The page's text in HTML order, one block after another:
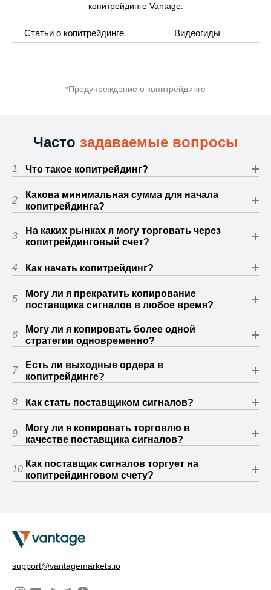
копитрейдинге Vantage.
Статьи о копитрейдинге Видеогиды
*Предупреждение о копитрейдинге
Часто задаваемые вопросы
1 Что такое копитрейдинг?
2
Какова минимальная сумма для начала
копитрейдинга?
3
На каких рынках я могу торговать через
копитрейдинговый счет?
4 Как начать копитрейдинг?
5
Могу ли я прекратить копирование
поставщика сигналов в любое время?
6
Могу ли я копировать более одной
стратегии одновременно?
7
Есть ли выходные ордера в
копитрейдинге?
8 Как стать поставщиком сигналов?
9
Могу ли я копировать торговлю в
качестве поставщика сигналов?
10
Как поставщик сигналов торгует на
копитрейдинговом счету?
support@vantagemarkets.io